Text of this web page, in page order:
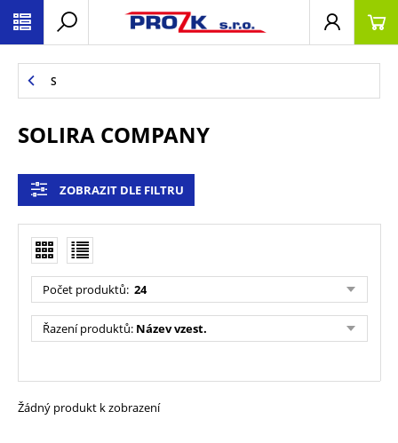
S
SOLIRA COMPANY
ZOBRAZIT DLE FILTRU
Počet produktů: 24
Řazení produktů: Název vzest.
Žádný produkt k zobrazení